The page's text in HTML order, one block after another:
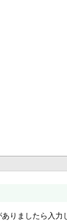
りましたら入力